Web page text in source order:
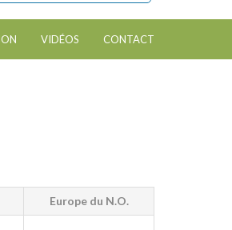
VIDÉOS CONTACT
Europe du N.O.